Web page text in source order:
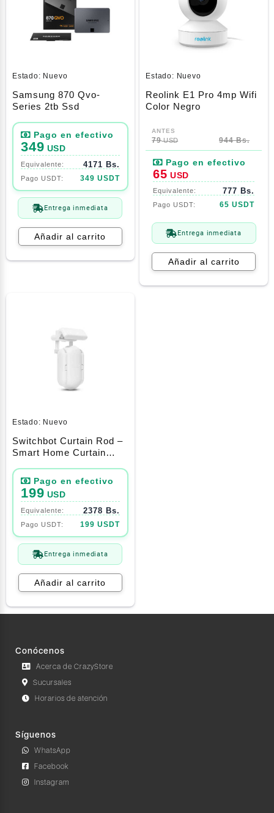
Estado: Nuevo
Samsung 870 Qvo-
Series 2tb Ssd
349 USD
4171 Bs.
349 USDT
Entrega inmediata
Añadir al carrito
Estado: Nuevo
Reolink E1 Pro 4mp Wifi
Color Negro
79USD 944 Bs.
El
precio
original
era:
79$.
65 USD
777 Bs.
65 USDT
El
precio
actual
es:
65$.
Entrega inmediata
Añadir al carrito
Estado: Nuevo
Switchbot Curtain Rod –
Smart Home Curtain
Home/Alexa (Tubo
Circular)
199 USD
2378 Bs.
199 USDT
Entrega inmediata
Añadir al carrito
Conócenos
Acerca de CrazyStore
Sucursales
Horarios de atención
Síguenos
WhatsApp
Facebook
Instagram